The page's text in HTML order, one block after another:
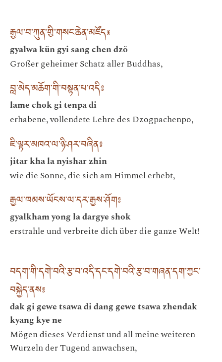
རྒྱལ་བ་ཀུན་གྱི་གསང་ཆེན་མཛོད༔
gyalwa kün gyi sang chen dzö
Großer geheimer Schatz aller Buddhas,
བླ་མེད་མཆོག་གི་བསྟན་པ་འདི༔
lame chok gi tenpa di
erhabene, vollendete Lehre des Dzogpachenpo,
ཇི་ལྟར་མཁའ་ལ་ཉི་ཤར་བཞིན༔
jitar kha la nyishar zhin
wie die Sonne, die sich am Himmel erhebt,
རྒྱལ་ཁམས་ཡོངས་ལ་དར་རྒྱས་ཤོག༔
gyalkham yong la dargye shok
erstrahle und verbreite dich über die ganze Welt!
བདག་གི་དགེ་བའི་རྩ་བ་འདི་དང་དགེ་བའི་རྩ་བ་གཞན་དག་ཀྱང་
བསྐྱེད་ནས༔
dak gi gewe tsawa di dang gewe tsawa zhendak
kyang kye ne
Mögen dieses Verdienst und all meine weiteren
Wurzeln der Tugend anwachsen,